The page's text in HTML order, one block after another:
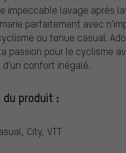
impeccable lavage après
parfaitement avec
ou tenue casual.
passion pour le cyclisme
confort inégalé.
produit :
City, VTT